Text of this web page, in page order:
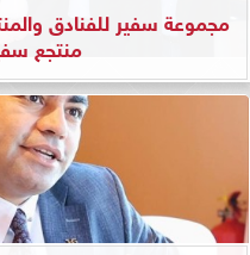
مجموعة سفير للفنادق
منتجع